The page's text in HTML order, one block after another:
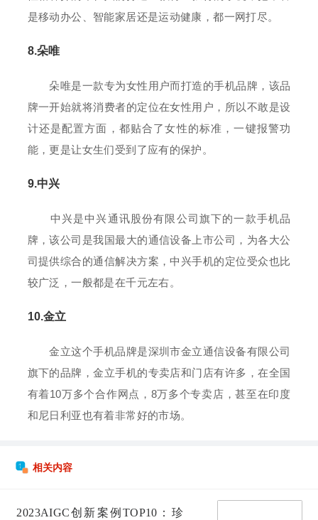
是移动办公、智能家居还是运动健康，都一网打尽。
8.朵唯
朵唯是一款专为女性用户而打造的手机品牌，该品
牌一开始就将消费者的定位在女性用户，所以不敢是设
计还是配置方面，都贴合了女性的标准，一键报警功
能，更是让女生们受到了应有的保护。
9.中兴
中兴是中兴通讯股份有限公司旗下的一款手机品
牌，该公司是我国最大的通信设备上市公司，为各大公
司提供综合的通信解决方案，中兴手机的定位受众也比
较广泛，一般都是在千元左右。
10.金立
金立这个手机品牌是深圳市金立通信设备有限公司
旗下的品牌，金立手机的专卖店和门店有许多，在全国
有着10万多个合作网点，8万多个专卖店，甚至在印度
和尼日利亚也有着非常好的市场。
相关内容
2023AIGC创新案例TOP10：珍